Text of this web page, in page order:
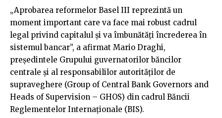
„Aprobarea reformelor Basel III reprezintă un
moment important care va face mai robust cadrul
legal privind capitalul şi va îmbunătăţi încrederea în
sistemul bancar”, a afirmat Mario Draghi,
preşedintele Grupului guvernatorilor băncilor
centrale şi al responsabililor autorităţilor de
supraveghere (Group of Central Bank Governors and
Heads of Supervision – GHOS) din cadrul Băncii
Reglementelor Internaţionale (BIS).